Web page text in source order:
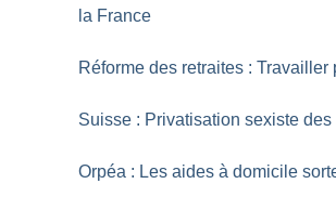
la France
Réforme des retraites : Travailler
Suisse : Privatisation sexiste des
Orpéa : Les aides à domicile